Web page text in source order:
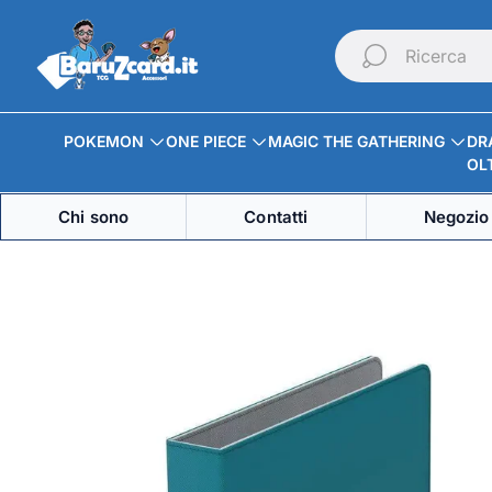
Logo
negozio"
Ricerca
POKEMON ONE PIECE MAGIC THE GATHERING
Chi sono Contatti